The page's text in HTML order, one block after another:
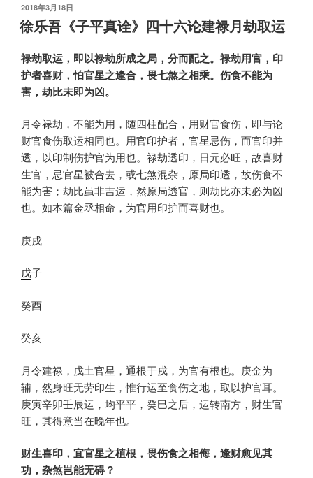
发
布
于
2018年3月18日
徐乐吾《子平真诠》四十六论建禄月劫取运
禄劫取运，即以禄劫所成之局，分而配之。禄劫用官，印
护者喜财，怕官星之逢合，畏七煞之相乘。伤食不能为
害，劫比未即为凶。
月令禄劫，不能为用，随四柱配合，用财官食伤，即与论
财官食伤取运相同也。用官印护者，官星忌伤，而官印并
透，以印制伤护官为用也。禄劫透印，日元必旺，故喜财
生官，忌官星被合去，或七煞混杂，原局印透，故伤食不
能为害；劫比虽非吉运，然原局透官，则劫比亦未必为凶
也。如本篇金丞相命，为官用印护而喜财也。
庚戌
戊子
癸酉
癸亥
月令建禄，戊土官星，通根于戌，为官有根也。庚金为
辅，然身旺无劳印生，惟行运至食伤之地，取以护官耳。
庚寅辛卯壬辰运，均平平，癸巳之后，运转南方，财生官
旺，其得意当在晚年也。
财生喜印，宜官星之植根，畏伤食之相侮，逢财愈见其
功，杂煞岂能无碍？